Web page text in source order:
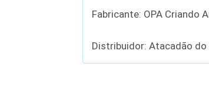
Fabricante: OPA Criando
Distribuidor: Atacadão